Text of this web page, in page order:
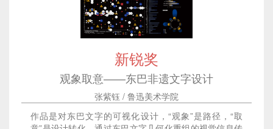
新锐奖
观象取意——东巴非遗文字设计
张紫钰 / 鲁迅美术学院
作品是对东巴文字的可视化设计，“观象”是路径，“取